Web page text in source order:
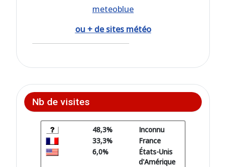
meteoblue
ou + de sites météo
Nb de visites
48,3%
Inconnu
33,3%
France
6,0%
États-Unis
d'Amérique